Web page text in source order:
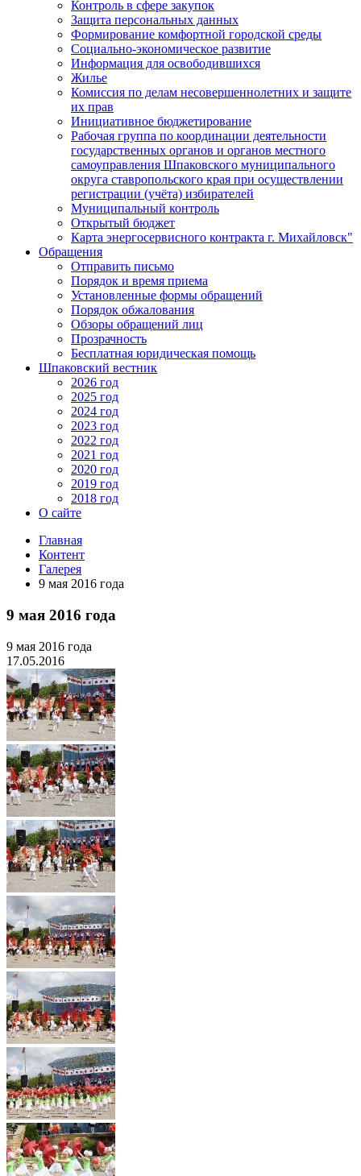
Контроль в сфере закупок
Защита персональных данных
Формирование комфортной городской среды
Социально-экономическое развитие
Информация для освободившихся
Жилье
Комиссия по делам несовершеннолетних и защите
их прав
Инициативное бюджетирование
Рабочая группа по координации деятельности
государственных органов и органов местного
самоуправления Шпаковского муниципального
округа ставропольского края при осуществлении
регистрации (учёта) избирателей
Муниципальный контроль
Открытый бюджет
Карта энергосервисного контракта г. Михайловск"
Обращения
Отправить письмо
Порядок и время приема
Установленные формы обращений
Порядок обжалования
Обзоры обращений лиц
Прозрачность
Бесплатная юридическая помощь
Шпаковский вестник
2026 год
2025 год
2024 год
2023 год
2022 год
2021 год
2020 год
2019 год
2018 год
О сайте
Главная
Контент
Галерея
9 мая 2016 года
9 мая 2016 года
9 мая 2016 года
17.05.2016